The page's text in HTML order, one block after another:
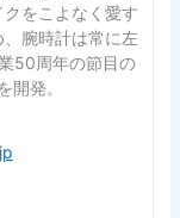
をこよなく愛す
腕時計は常に左
50周年の節目の
開発。